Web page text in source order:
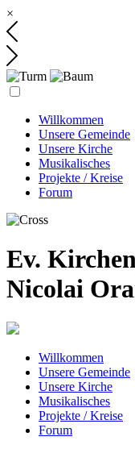
×
Willkommen
Unsere Gemeinde
Unsere Kirche
Musikalisches
Projekte / Kreise
Forum
Ev.
Nicolai
Willkommen
Unsere Gemeinde
Unsere Kirche
Musikalisches
Projekte / Kreise
Forum